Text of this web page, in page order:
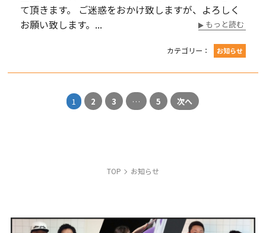
て頂きます。 ご迷惑をおかけ致しますが、よろしく
お願い致します。...
もっと読む
カテゴリー： お知らせ
1 2 3 … 5 次へ
TOP お知らせ